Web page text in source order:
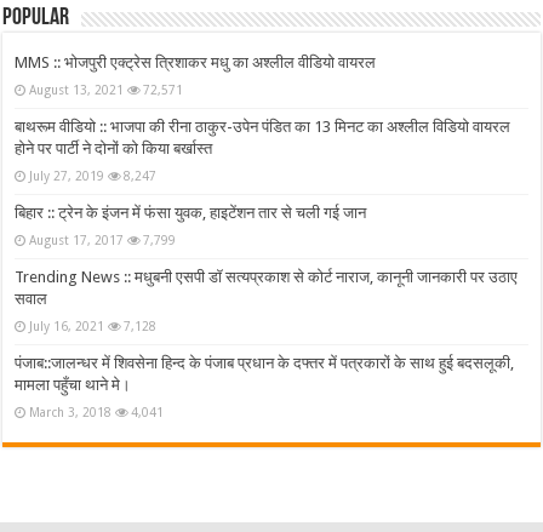
Popular
MMS :: भोजपुरी एक्ट्रेस त्रिशाकर मधु का अश्लील वीडियो वायरल
August 13, 2021 72,571
बाथरूम वीडियो :: भाजपा की रीना ठाकुर-उपेन पंडित का 13 मिनट का अश्लील विडियो वायरल
होने पर पार्टी ने दोनों को किया बर्खास्त
July 27, 2019 8,247
बिहार :: ट्रेन के इंजन में फंसा युवक, हाइटेंशन तार से चली गई जान
August 17, 2017 7,799
Trending News :: मधुबनी एसपी डॉ सत्यप्रकाश से कोर्ट नाराज, कानूनी जानकारी पर उठाए
सवाल
July 16, 2021 7,128
पंजाब::जालन्धर में शिवसेना हिन्द के पंजाब प्रधान के दफ्तर में पत्रकारों के साथ हुई बदसलूकी,
मामला पहुँचा थाने मे।
March 3, 2018 4,041